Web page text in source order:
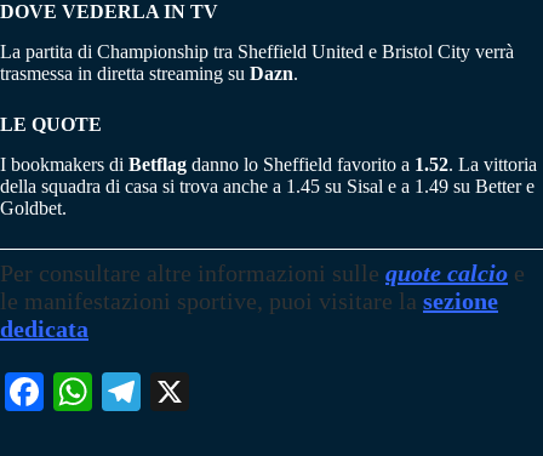
DOVE VEDERLA IN TV
La partita di Championship tra Sheffield United e Bristol City verrà
trasmessa in diretta streaming su Dazn.
LE QUOTE
I bookmakers di Betflag danno lo Sheffield favorito a 1.52. La vittoria
della squadra di casa si trova anche a 1.45 su Sisal e a 1.49 su Better e
Goldbet.
Per consultare altre informazioni sulle quote calcio e
le manifestazioni sportive, puoi visitare la sezione
dedicata
Fa W
Te